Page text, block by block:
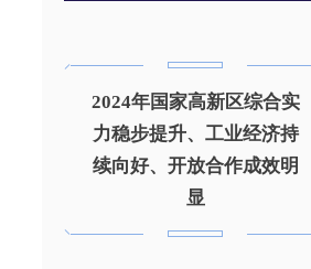
2024年国家高新区综合实
力稳步提升、工业经济持
续向好、开放合作成效明
显